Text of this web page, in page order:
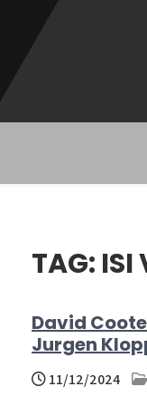
TAG: ISI
David
Jurgen
11/12/2024